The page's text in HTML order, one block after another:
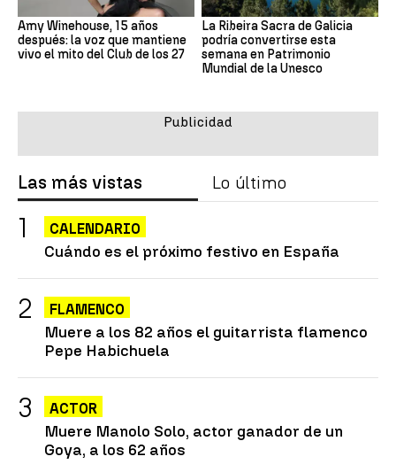
Amy Winehouse, 15 años
después: la voz que mantiene
vivo el mito del Club de los 27
La Ribeira Sacra de Galicia
podría convertirse esta
semana en Patrimonio
Mundial de la Unesco
Las más vistas Lo último
CALENDARIO
Cuándo es el próximo festivo en España
FLAMENCO
Muere a los 82 años el guitarrista flamenco
Pepe Habichuela
ACTOR
Muere Manolo Solo, actor ganador de un
Goya, a los 62 años